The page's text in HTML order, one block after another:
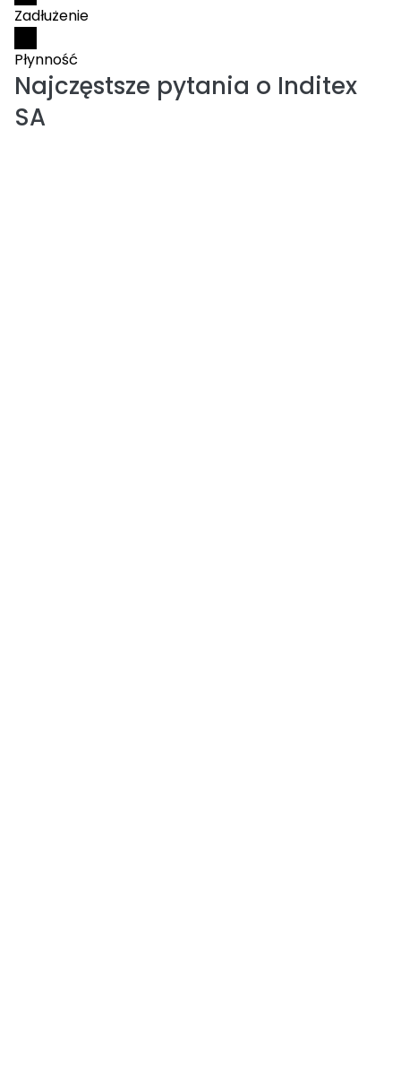
Zadłużenie
Płynność
Najczęstsze pytania o Inditex
SA